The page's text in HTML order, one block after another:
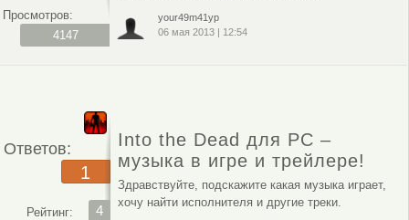
Просмотров:
4147
your49m41yp
06 мая 2013 | 12:54
Ответов:
1
Рейтинг: 4
Into the Dead для PC –
музыка в игре и трейлере!
Здравствуйте, подскажите какая музыка играет,
хочу найти исполнителя и другие треки.